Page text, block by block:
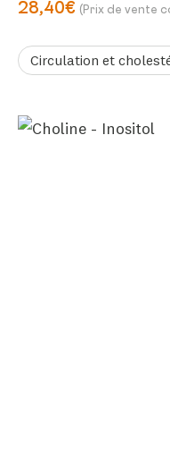
28,40€ (Prix de vente
Circulation et